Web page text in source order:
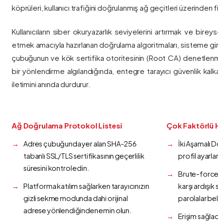
köprüleri, kullanıcı trafiğini doğrulanmış ağ geçitleri üzerinden
Kullanıcıların siber okuryazarlık seviyelerini artırmak ve
etmek amacıyla hazırlanan doğrulama algoritmaları, sisteme
çubuğunun ve kök sertifika otoritesinin (Root CA)
bir yönlendirme algılandığında, entegre tarayıcı güvenlik
iletimini anında durdurur.
Ağ Doğrulama Protokol Listesi
Adres çubuğunda yer alan SHA-256
tabanlı SSL/TLS sertifikasının geçerlilik
süresini kontrol edin.
Platforma katılım sağlarken tarayıcınızın
gizli sekme modunda dahi orijinal
adrese yönlendiğinden emin olun.
Çok Faktörlü
İki Aşamalı
profil
Brute-force
karşı
parolalar
Erişim